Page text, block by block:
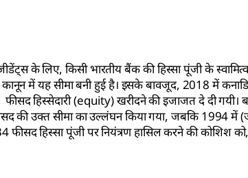
के लिए, किसी भारतीय बैंक की हिस्सा पूंजी के
में यह सीमा बनी हुई है। इसके बावजूद, 2018 में
हिस्सेदारी (equity) खरीदने की इजाजत दे दी गयी।
की उक्त सीमा का उल्लंघन किया गया, जबकि 1994 में
फीसद हिस्सा पूंजी पर नियंत्रण हासिल करने की कोशिश